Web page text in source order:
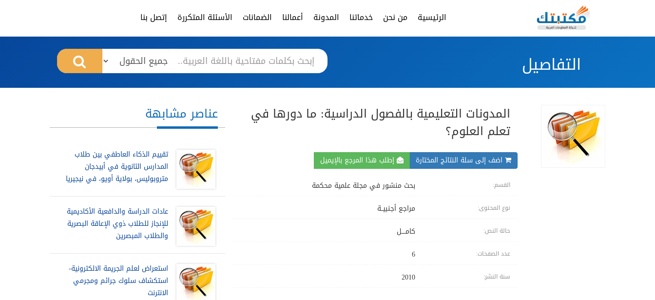
الرئيسية من نحن خدماتنا المدونة أعمالنا الضمانات الأسئلة المتكررة إتصل بنا
التفاصيل
المدونات التعليمية بالفصول الدراسية: ما دورها في
تعلم العلوم؟
اضف إلى سلة النتائج المختارة إطلب هذا المرجع بالإيميل
القسم: بحث منشور في مجلة علمية محكمة
نوع المحتوى: مراجع أجنبيــة
حالة النص: كامــــل
عدد الصفحات: 6
سنة النشر: 2010
عناصر مشابهة
تقييم الذكاء العاطفي بين طلاب
المدارس الثانوية في أبيدجان
متروبوليس، بولاية أويو، في نيجيريا
عادات الدراسة والدافعية الأكاديمية
للإنجاز للطلاب ذوي الإعاقة البصرية
والطلاب المبصرين
استعراض لعلم الجريمة الالكترونية-
استكشاف سلوك جرائم ومجرمي
الانترنت